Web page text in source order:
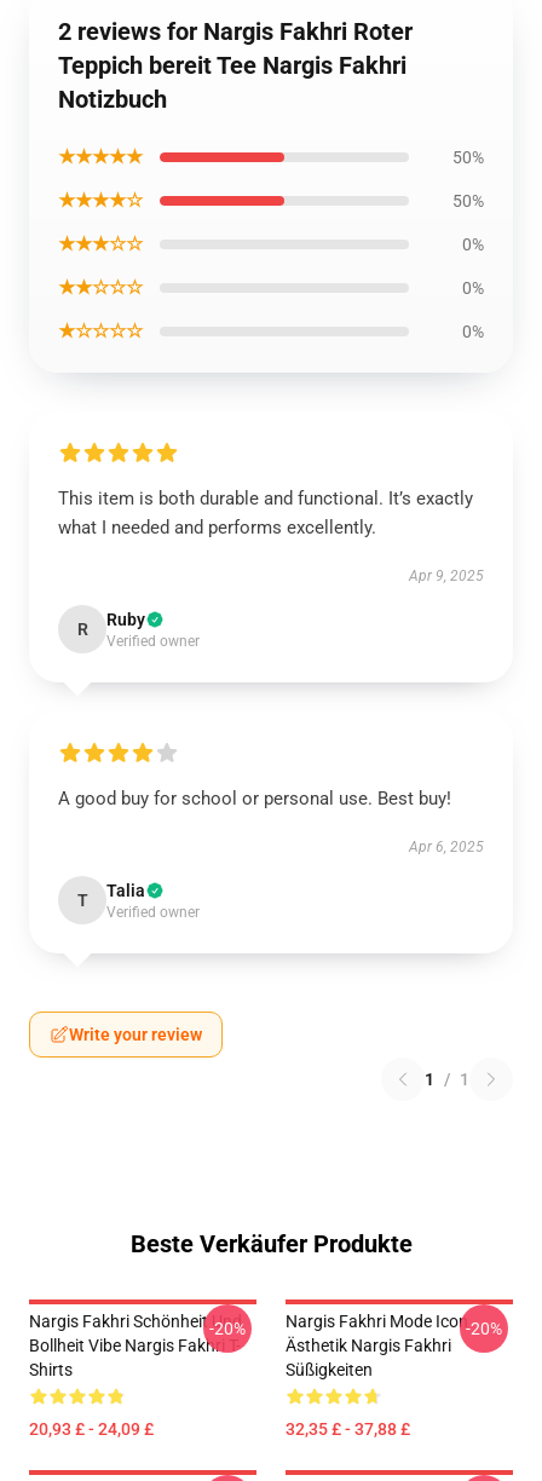
2 reviews for Nargis Fakhri Roter
Teppich bereit Tee Nargis Fakhri
Notizbuch
★★★★★ 50%
★★★★☆ 50%
★★★☆☆ 0%
★★☆☆☆ 0%
★☆☆☆☆ 0%
This item is both durable and functional. It’s exactly
what I needed and performs excellently.
Apr 9, 2025
R Ruby
Verified owner
A good buy for school or personal use. Best buy!
Apr 6, 2025
T Talia
Verified owner
Write your review
1 / 1
Beste Verkäufer Produkte
Nargis Fakhri Schönheit Und
Bollheit Vibe Nargis Fakhri T-
Shirts
20,93 £ - 24,09 £
-20%
Nargis Fakhri Mode Icon
Ästhetik Nargis Fakhri
Süßigkeiten
32,35 £ - 37,88 £
-20%